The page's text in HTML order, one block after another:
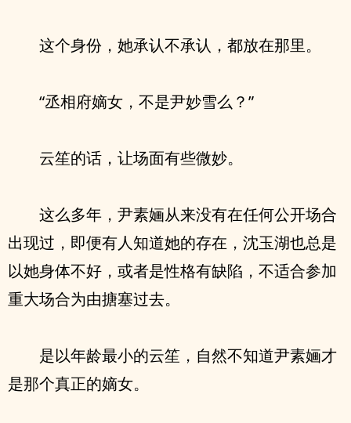
这个身份，她承认不承认，都放在那里。
“丞相府嫡女，不是尹妙雪么？”
云笙的话，让场面有些微妙。
这么多年，尹素婳从来没有在任何公开场合
出现过，即便有人知道她的存在，沈玉湖也总是
以她身体不好，或者是性格有缺陷，不适合参加
重大场合为由搪塞过去。
是以年龄最小的云笙，自然不知道尹素婳才
是那个真正的嫡女。